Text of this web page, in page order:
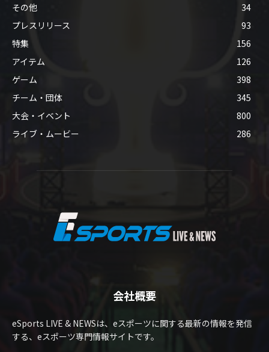
その他
34
プレスリリース
93
特集
156
アイテム
126
ゲーム
398
チーム・団体
345
大会・イベント
800
ライブ・ムービー
286
会社概要
eSports LIVE & NEWSは、eスポーツに関する最新の情報を発信
する、eスポーツ専門情報サイトです。